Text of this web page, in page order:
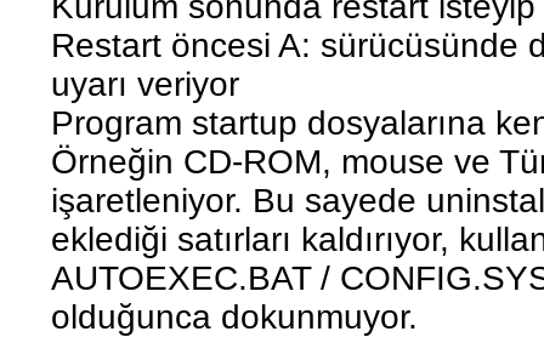
Restart öncesi A: sürücüsünde
uyarı veriyor
Program startup dosyalarına
Örneğin CD-ROM, mouse ve
işaretleniyor. Bu sayede
eklediği satırları kaldırıyor,
AUTOEXEC.BAT /
olduğunca dokunmuyor.